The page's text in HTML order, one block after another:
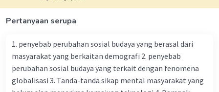
Pertanyaan serupa
1. penyebab perubahan sosial budaya yang berasal dari
masyarakat yang berkaitan demografi 2. penyebab
perubahan sosial budaya yang terkait dengan fenomena
globalisasi 3. Tanda-tanda sikap mental masyarakat yang